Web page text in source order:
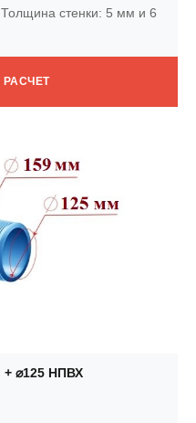
Толщина стенки: 5 мм и 6
РАСЧЕТ
+ ⌀125 НПВХ